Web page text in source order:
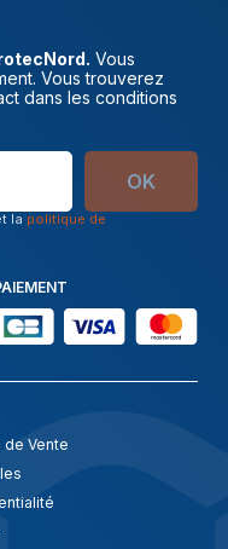
Vous
Vous trouverez
dans les conditions
OK
la politique de
Vente